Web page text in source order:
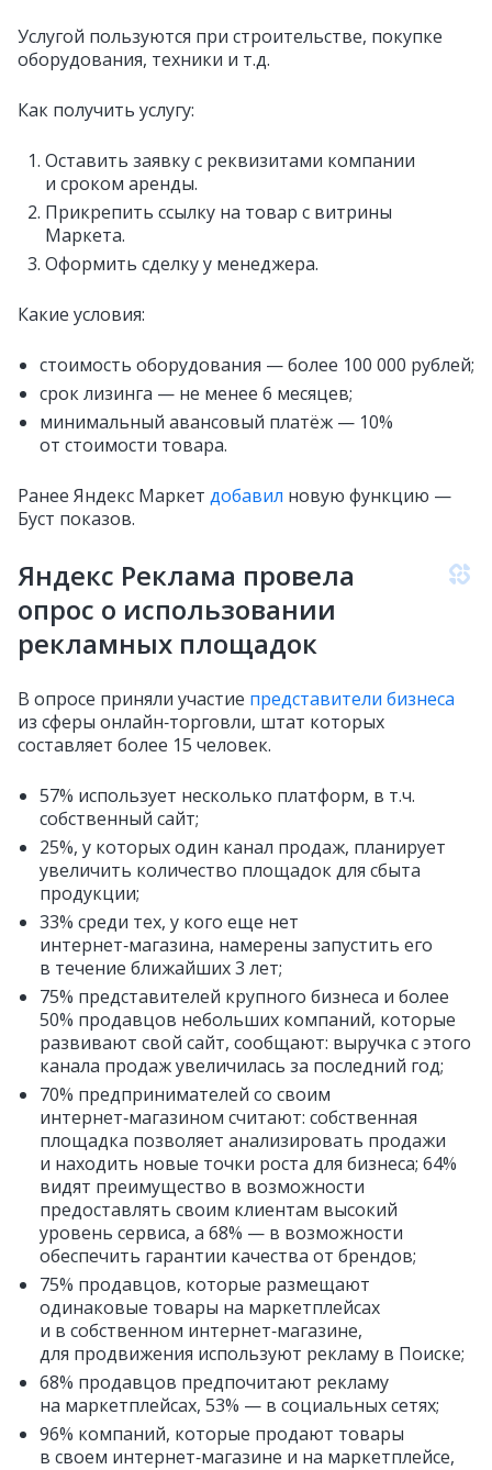
Услугой пользуются при строительстве, покупке
оборудования, техники и т.д.
Как получить услугу:
Оставить заявку с реквизитами компании
и сроком аренды.
Прикрепить ссылку на товар с витрины
Маркета.
Оформить сделку у менеджера.
Какие условия:
стоимость оборудования — более 100 000 рублей;
срок лизинга — не менее 6 месяцев;
минимальный авансовый платёж — 10%
от стоимости товара.
Ранее Яндекс Маркет добавил новую функцию —
Буст показов.
Яндекс Реклама провела
опрос о использовании
рекламных площадок
В опросе приняли участие представители бизнеса
из сферы онлайн‑торговли, штат которых
составляет более 15 человек.
57% использует несколько платформ, в т.ч.
собственный сайт;
25%, у которых один канал продаж, планирует
увеличить количество площадок для сбыта
продукции;
33% среди тех, у кого еще нет
интернет‑магазина, намерены запустить его
в течение ближайших 3 лет;
75% представителей крупного бизнеса и более
50% продавцов небольших компаний, которые
развивают свой сайт, сообщают: выручка с этого
канала продаж увеличилась за последний год;
70% предпринимателей со своим
интернет‑магазином считают: собственная
площадка позволяет анализировать продажи
и находить новые точки роста для бизнеса; 64%
видят преимущество в возможности
предоставлять своим клиентам высокий
уровень сервиса, а 68% — в возможности
обеспечить гарантии качества от брендов;
75% продавцов, которые размещают
одинаковые товары на маркетплейсах
и в собственном интернет‑магазине,
для продвижения используют рекламу в Поиске;
68% продавцов предпочитают рекламу
на маркетплейсах, 53% — в социальных сетях;
96% компаний, которые продают товары
в своем интернет‑магазине и на маркетплейсе,